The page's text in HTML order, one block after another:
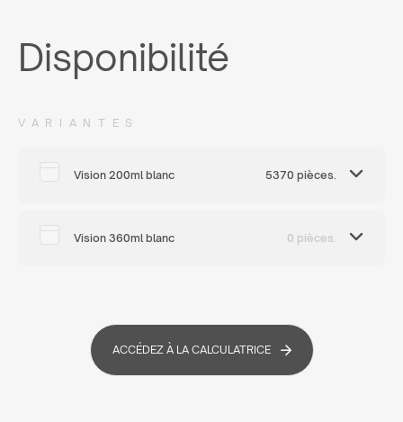
Disponibilité
VARIANTES
Vision 200ml blanc 5370 pièces.
Vision 360ml blanc 0 pièces.
ACCÉDEZ À LA CALCULATRICE